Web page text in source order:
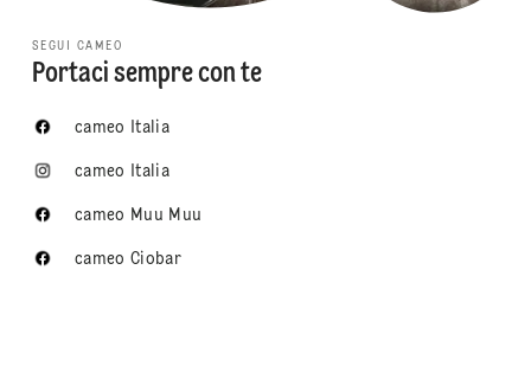
SEGUI CAMEO
Portaci sempre con te
cameo Italia
cameo Italia
cameo Muu Muu
cameo Ciobar